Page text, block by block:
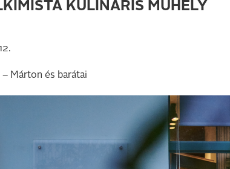
KULINÁRIS MŰHELY
– Márton és barátai